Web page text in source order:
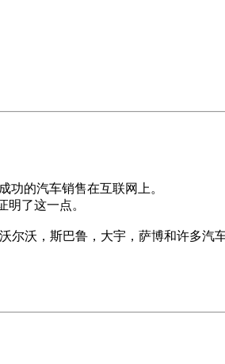
功的汽车销售在互联网上。
了这一点。
尔沃，斯巴鲁，大宇，萨博和许多汽